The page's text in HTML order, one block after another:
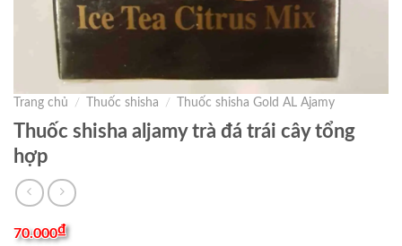
Trang chủ / Thuốc shisha / Thuốc shisha Gold AL Ajamy
Thuốc shisha aljamy trà đá trái cây tổng
hợp
70.000₫